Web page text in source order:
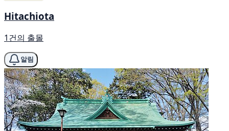
Hitachiota
1건의 출몰
알림